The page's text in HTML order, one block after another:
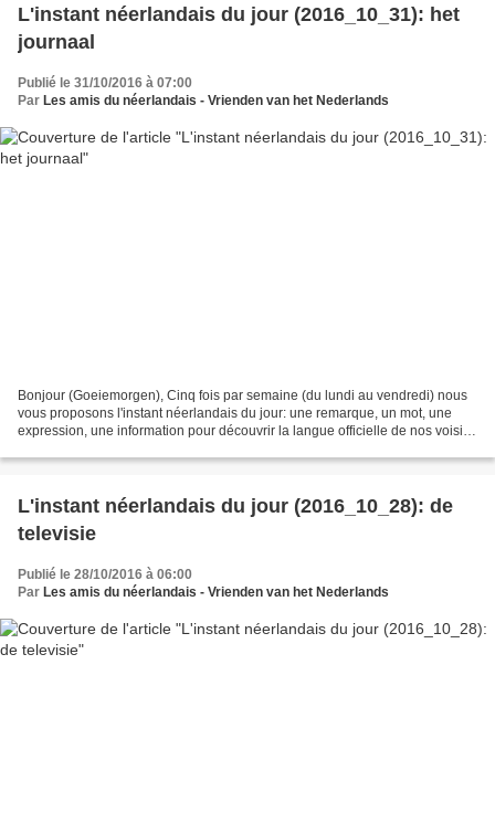
L'instant néerlandais du jour (2016_10_31): het
journaal
Publié le 31/10/2016 à 07:00
Par Les amis du néerlandais - Vrienden van het Nederlands
Bonjour (Goeiemorgen), Cinq fois par semaine (du lundi au vendredi) nous
vous proposons l'instant néerlandais du jour: une remarque, un mot, une
expression, une information pour découvrir la langue officielle de nos voisins
L'instant néerlandais du jour (2016_10_28): de
televisie
Publié le 28/10/2016 à 06:00
Par Les amis du néerlandais - Vrienden van het Nederlands